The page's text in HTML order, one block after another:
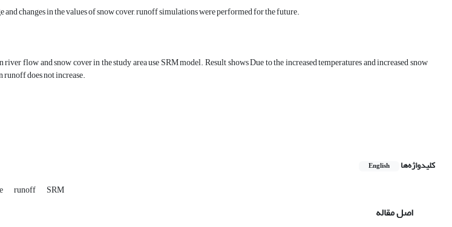
and changes in the values of snow cover, runoff simulations were performed for the future.
flow and snow cover in the study area use SRM model. Result shows Due to the increased temperatures and increased snow
runoff does not increase.
کلیدواژه‌ها English
runoff SRM
اصل مقاله